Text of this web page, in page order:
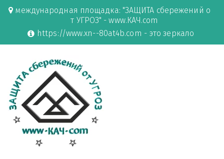
международная площадка: "ЗАЩИТА сбережений о
т УГРОЗ" - www.КАЧ.com
https://www.xn--80at4b.com - это зеркало